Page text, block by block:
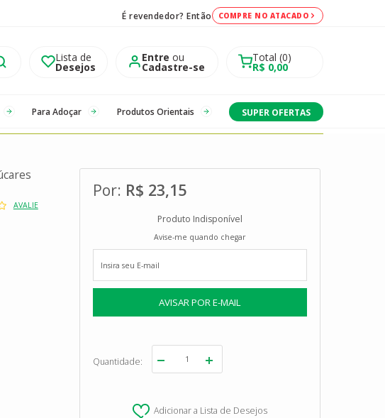
É revendedor? Então COMPRE NO ATACADO
Lista de
Desejos
Entre ou
Cadastre-se
Total 0
R$ 0,00
Para Adoçar Produtos Orientais SUPER OFERTAS
AVALIE
R$ 23,15
Produto Indisponível
Avise-me quando chegar
Quantidade
Adicionar a Lista de Desejos